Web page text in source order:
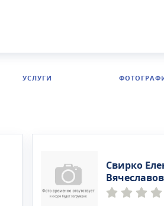
УСЛУГИ
Свирко